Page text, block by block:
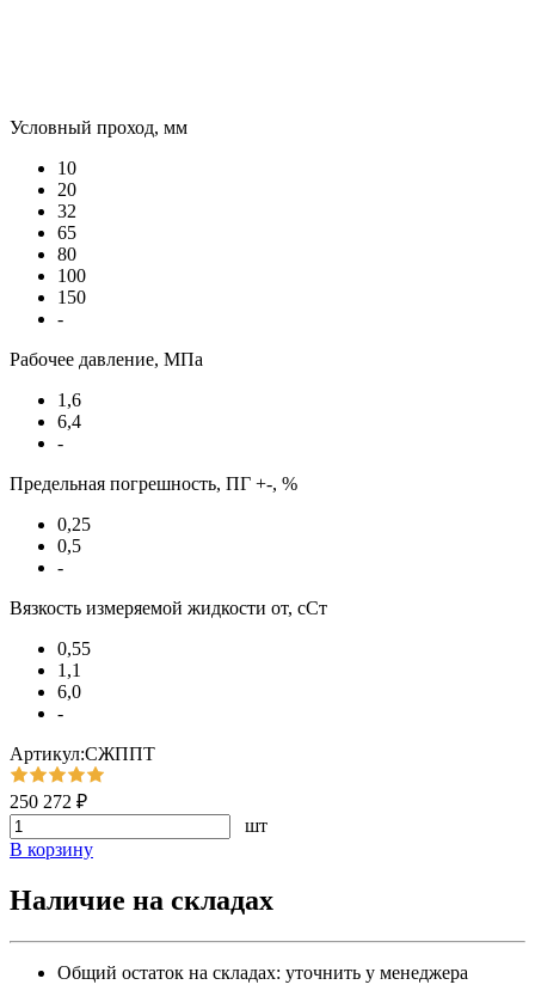
Условный проход, мм
10
20
32
65
80
100
150
-
Рабочее давление, МПа
1,6
6,4
-
Предельная погрешность, ПГ +-, %
0,25
0,5
-
Вязкость измеряемой жидкости от, сСт
0,55
1,1
6,0
-
Артикул:СЖППТ
250 272 ₽
шт
В корзину
Наличие на складах
Общий остаток на складах: уточнить у менеджера